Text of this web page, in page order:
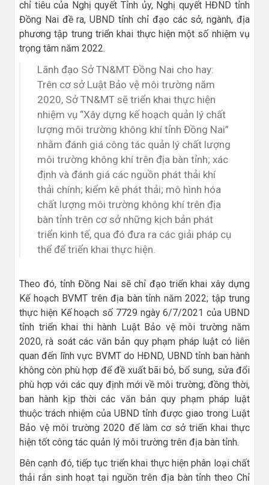
chỉ tiêu của Nghị quyết Tỉnh ủy, Nghị quyết HĐND tỉnh
Đồng Nai đề ra, UBND tỉnh chỉ đạo các sở, ngành, địa
phương tập trung triển khai thực hiện một số nhiệm vụ
trọng tâm năm 2022.
Lãnh đạo Sở TN&MT Đồng Nai cho hay:
Trên cơ sở Luật Bảo vệ môi trường năm
2020, Sở TN&MT sẽ triển khai thực hiện
nhiệm vụ “Xây dựng kế hoạch quản lý chất
lượng môi trường không khí tỉnh Đồng Nai”
nhằm đánh giá công tác quản lý chất lượng
môi trường không khí trên địa bàn tỉnh; xác
định và đánh giá các nguồn phát thải khí
thải chính; kiểm kê phát thải; mô hình hóa
chất lượng môi trường không khí trên địa
bàn tỉnh trên cơ sở những kịch bản phát
triển kinh tế, qua đó đưa ra các giải pháp cụ
thể để triển khai thực hiện.
Theo đó, tỉnh Đồng Nai sẽ chỉ đạo triển khai xây dựng
Kế hoạch BVMT trên địa bàn tỉnh năm 2022; tập trung
thực hiện Kế hoạch số 7729 ngày 6/7/2021 của UBND
tỉnh triển khai thi hành Luật Bảo vệ môi trường năm
2020, rà soát các văn bản quy phạm pháp luật có liên
quan đến lĩnh vực BVMT do HĐND, UBND tỉnh ban hành
không còn phù hợp để đề xuất bãi bỏ, bổ sung, sửa đổi
phù hợp với các quy định mới về môi trường; đồng thời,
ban hành kịp thời các văn bản quy phạm pháp luật
thuộc trách nhiệm của UBND tỉnh được giao trong Luật
Bảo vệ môi trường 2020 để làm cơ sở triển khai thực
hiện tốt công tác quản lý môi trường trên địa bàn tỉnh.
Bên cạnh đó, tiếp tục triển khai thực hiện phân loại chất
thải rắn sinh hoạt tại nguồn trên địa bàn tỉnh theo Chỉ